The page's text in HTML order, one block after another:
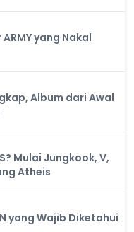
yang Nakal
Album dari Awal
Mulai Jungkook, V,
Atheis
yang Wajib Diketahui